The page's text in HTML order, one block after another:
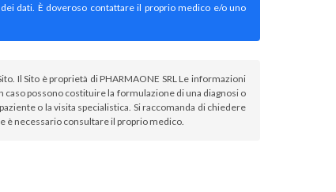
dati. È doveroso contattare il proprio medico e/o uno
Il Sito è proprietà di PHARMAONE SRL Le informazioni
possono costituire la formulazione di una diagnosi o
o la visita specialistica. Si raccomanda di chiedere
è necessario consultare il proprio medico.